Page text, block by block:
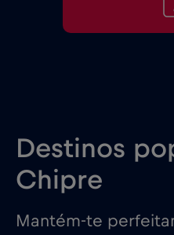
Destinos
Chipre
Mantém-te